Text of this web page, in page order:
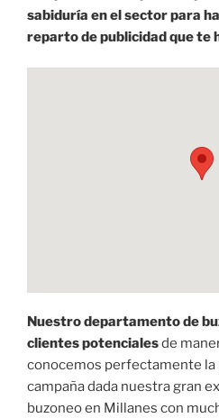
sabiduría en el sector para
reparto de publicidad que te
Nuestro departamento de
clientes potencialesde
conocemos perfectamente la
campaña dada nuestra gran
buzoneo en Millanes con